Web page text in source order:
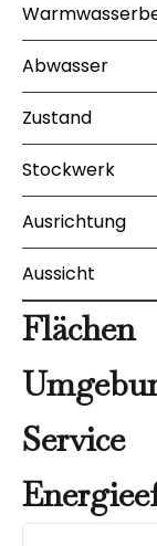
Abwasser
Zustand
Stockwerk
Ausrichtung
Aussicht
Flächen
Service